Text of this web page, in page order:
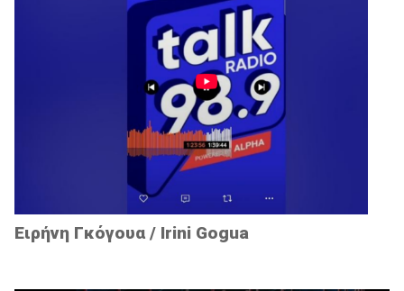
Ειρήνη Γκόγουα / Irini Gogua